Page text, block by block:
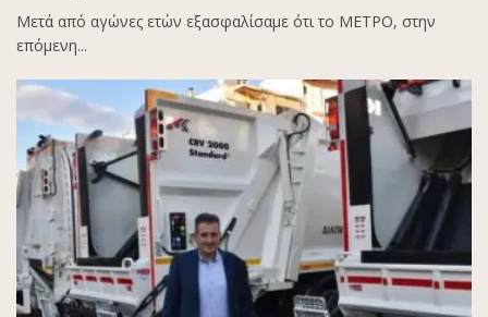
Μετά από αγώνες ετών εξασφαλίσαμε ότι το ΜΕΤΡΟ, στην
επόμενη...